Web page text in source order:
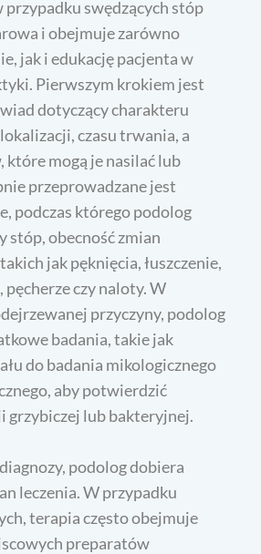
przypadku swędzących stóp
i obejmuje zarówno
jak i edukację pacjenta w
Pierwszym krokiem jest
dotyczący charakteru
czasu trwania, a
które mogą je nasilać lub
przeprowadzane jest
podczas którego podolog
stóp, obecność zmian
jak pęknięcia, łuszczenie,
czy naloty. W
przyczyny, podolog
badania, takie jak
do badania mikologicznego
aby potwierdzić
grzybiczej lub bakteryjnej.
podolog dobiera
leczenia. W przypadku
terapia często obejmuje
preparatów